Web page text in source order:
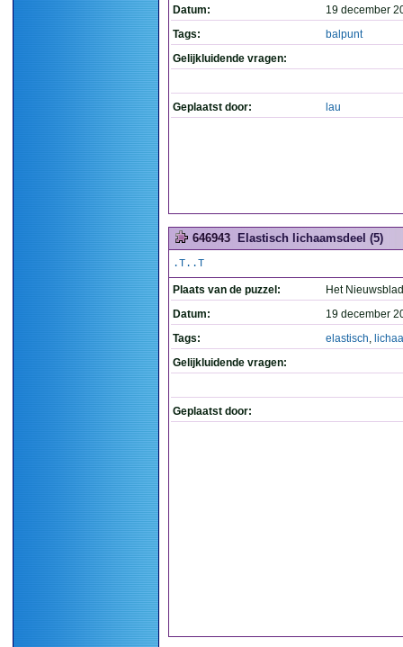
Datum:
19 december
Tags:
balpunt
Gelijkluidende vragen:
Geplaatst door: lau
646943 Elastisch lichaamsdeel (5)
.T..T
Plaats van de puzzel:
Het Nieuwsblad
Datum:
19 december
Tags:
elastisch,
Gelijkluidende vragen:
Geplaatst door: